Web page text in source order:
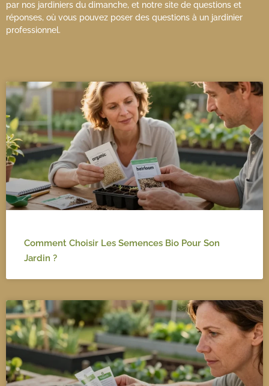
par nos jardiniers du dimanche, et notre site de questions et
réponses, où vous pouvez poser des questions à un jardinier
professionnel.
Comment Choisir Les Semences Bio Pour Son
Jardin ?